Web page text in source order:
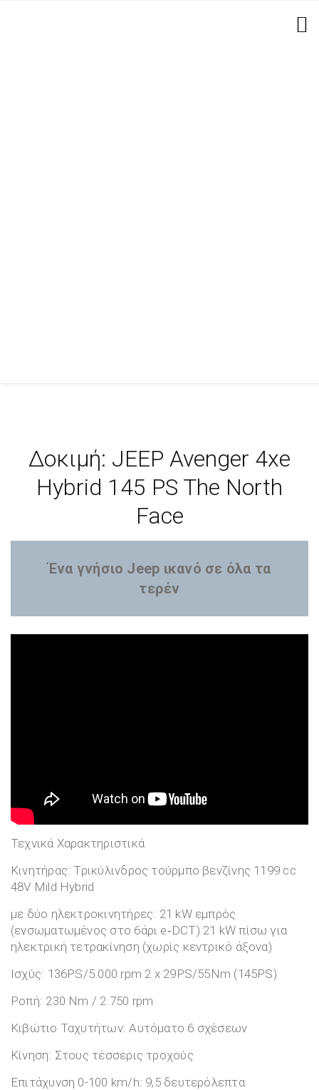
Δοκιμή: JEEP Avenger 4xe
Hybrid 145 PS The North
Face
Ένα γνήσιο Jeep ικανό σε όλα τα
τερέν
Τεχνικά Χαρακτηριστικά
Κινητήρας: Τρικύλινδρος τούρμπο βενζίνης 1199 cc
48V Mild Hybrid
με δύο ηλεκτροκινητήρες: 21 kW εμπρός
(ενσωματωμένος στο 6άρι e‑DCT) 21 kW πίσω για
ηλεκτρική τετρακίνηση (χωρίς κεντρικό άξονα)
Ισχύς: 136PS/5.000 rpm 2 x 29PS/55Nm (145PS)
Ροπή: 230 Nm / 2.750 rpm
Κιβώτιο Ταχυτήτων: Αυτόματο 6 σχέσεων
Κίνηση: Στους τέσσερις τροχούς
Επιτάχυνση 0-100 km/h: 9,5 δευτερόλεπτα